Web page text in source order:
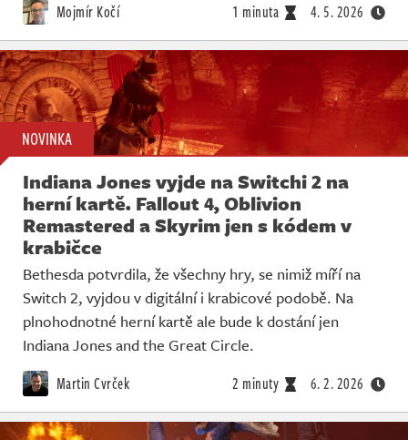
Mojmír Kočí 1 minuta 4. 5. 2026
NOVINKA
Indiana Jones vyjde na Switchi 2 na
herní kartě. Fallout 4, Oblivion
Remastered a Skyrim jen s kódem v
krabičce
Bethesda potvrdila, že všechny hry, se nimiž míří na
Switch 2, vyjdou v digitální i krabicové podobě. Na
plnohodnotné herní kartě ale bude k dostání jen
Indiana Jones and the Great Circle.
Martin Cvrček 2 minuty 6. 2. 2026